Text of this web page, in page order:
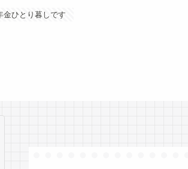
金ひとり暮しです